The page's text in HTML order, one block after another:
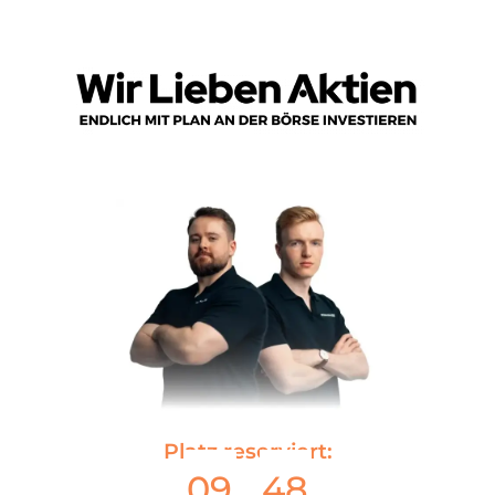
Platz reserviert: